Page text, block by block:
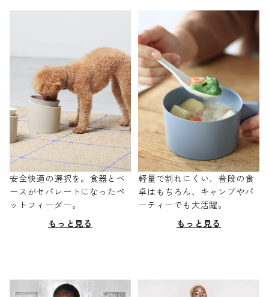
安全快適の選択を。食器とベ
ースがセパレートになったペ
ットフィーダー。
もっと見る
軽量で割れにくい、普段の食
卓はもちろん、キャンプやパ
ーティーでも大活躍。
もっと見る